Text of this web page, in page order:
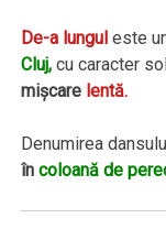
De-a lungul este
Cluj, cu caracter
mişcare lentă.
Denumirea
încoloană de